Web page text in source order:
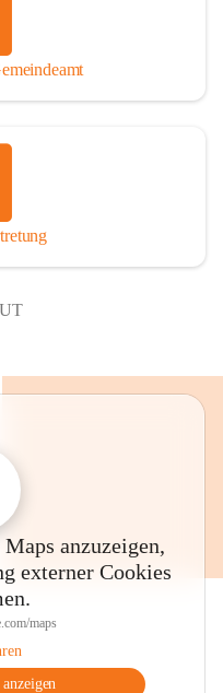
anzuzeigen,
externer Cookies
maps